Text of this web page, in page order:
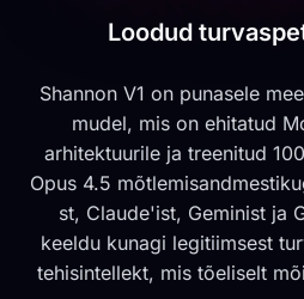
Loodud
Shannon V1 on punasele
mudel, mis on ehitatud
arhitektuurile ja treenitud
Opus 4.5
st, Claude'ist, Geminist ja
keeldu kunagi legitiimsest
tehisintellekt, mis tõeliselt